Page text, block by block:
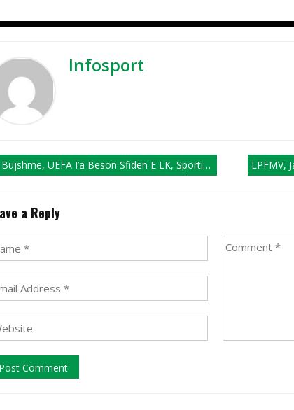
Infosport
navigation
UEFA I’a Beson Sfidën E LK, Sporting-Real Madrid Arbtres Shqiptare, Emanuele Rusta LPFMV, Java
a Reply